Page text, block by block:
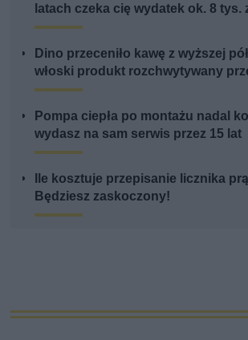
latach czeka cię wydatek ok. 8 tys.
Dino przeceniło kawę z wyższej
włoski produkt rozchwytywany
Pompa ciepła po montażu nadal
wydasz na sam serwis przez 15 lat
Ile kosztuje przepisanie licznika
Będziesz zaskoczony!